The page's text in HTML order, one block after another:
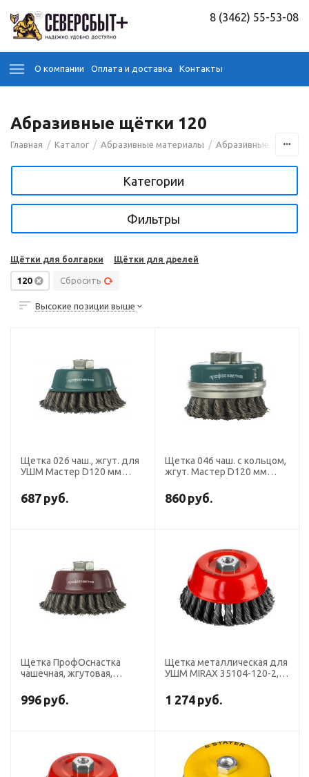
8 (3462) 55-53-08
О компании Оплата и доставка Контакты
Абразивные щётки 120
Главная / Каталог / Абразивные материалы / Абразивные щётки
Категории
Фильтры
Щётки для болгарки Щётки для дрелей
120 Сбросить
Высокие позиции выше
Щетка 026 чаш., жгут. для
УШМ Мастер D120 мм
687 руб.
Щетка 046 чаш. с кольцом,
жгут. Мастер D120 мм
860 руб.
Щетка ПрофОснастка
чашечная, жгутовая,
УШМ ПрофОснастка
Эксперт № 521 М14*2 RPM
996 руб.
Щетка металлическая для
УШМ MIRAX 35104-120-2,
мм, d=120мм
1 274 руб.